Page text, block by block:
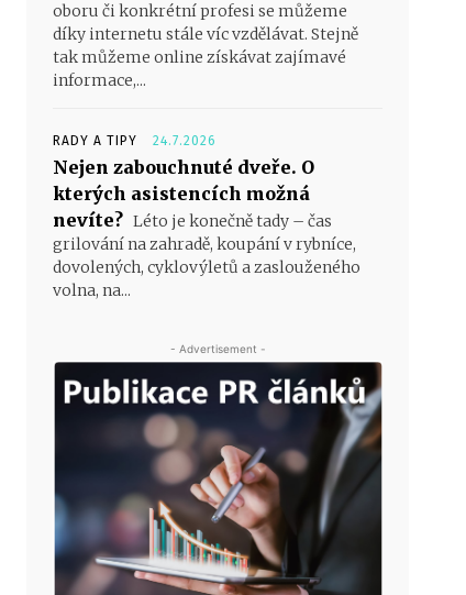
oboru či konkrétní profesi se můžeme
díky internetu stále víc vzdělávat. Stejně
tak můžeme online získávat zajímavé
informace,...
RADY A TIPY 24.7.2026
Nejen zabouchnuté dveře. O
kterých asistencích možná
nevíte? Léto je konečně tady – čas
grilování na zahradě, koupání v rybníce,
dovolených, cyklovýletů a zaslouženého
volna, na...
- Advertisement -